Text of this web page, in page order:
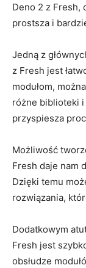
Deno 2‌ z ​Fresh,
prostsza i
Jedną z‍
z‍ Fresh jest
modułom,
różne biblioteki
przyspiesza
Możliwość
Fresh daje nam
Dzięki ⁣temu
rozwiązania,​
Dodatkowym
Fresh ‍jest
obsłudze